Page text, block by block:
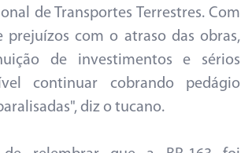
de Transportes Terrestres. Com
prejuízos com o atraso das obras,
de investimentos e sérios
continuar cobrando pedágio
diz o tucano.